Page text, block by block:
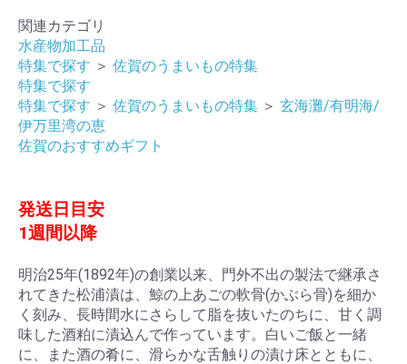
関連カテゴリ
水産物加工品
特集で探す ＞ 佐賀のうまいもの特集
特集で探す
特集で探す ＞ 佐賀のうまいもの特集 ＞ 玄海灘/有明海/
伊万里湾の恵
佐賀のおすすめギフト
発送日目安
1週間以降
明治25年(1892年)の創業以来、門外不出の製法で継承さ
れてきた松浦漬は、鯨の上あごの軟骨(かぶら骨)を細か
く刻み、長時間水にさらして脂を抜いたのちに、甘く調
味した酒粕に漬込んで作っています。白いご飯と一緒
に、また酒の肴に、滑らかな舌触りの漬け床とともに、